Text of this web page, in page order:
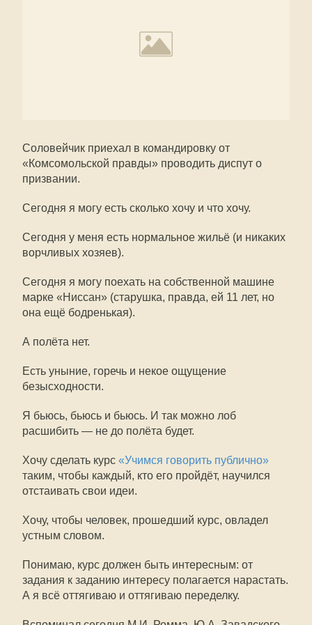
Соловейчик приехал в командировку от
«Комсомольской правды» проводить диспут о
призвании.
Сегодня я могу есть сколько хочу и что хочу.
Сегодня у меня есть нормальное жильё (и никаких
ворчливых хозяев).
Сегодня я могу поехать на собственной машине
марке «Ниссан» (старушка, правда, ей 11 лет, но
она ещё бодренькая).
А полёта нет.
Есть уныние, горечь и некое ощущение
безысходности.
Я бьюсь, бьюсь и бьюсь. И так можно лоб
расшибить — не до полёта будет.
Хочу сделать курс «Учимся говорить публично»
таким, чтобы каждый, кто его пройдёт, научился
отстаивать свои идеи.
Хочу, чтобы человек, прошедший курс, овладел
устным словом.
Понимаю, курс должен быть интересным: от
задания к заданию интересу полагается нарастать.
А я всё оттягиваю и оттягиваю переделку.